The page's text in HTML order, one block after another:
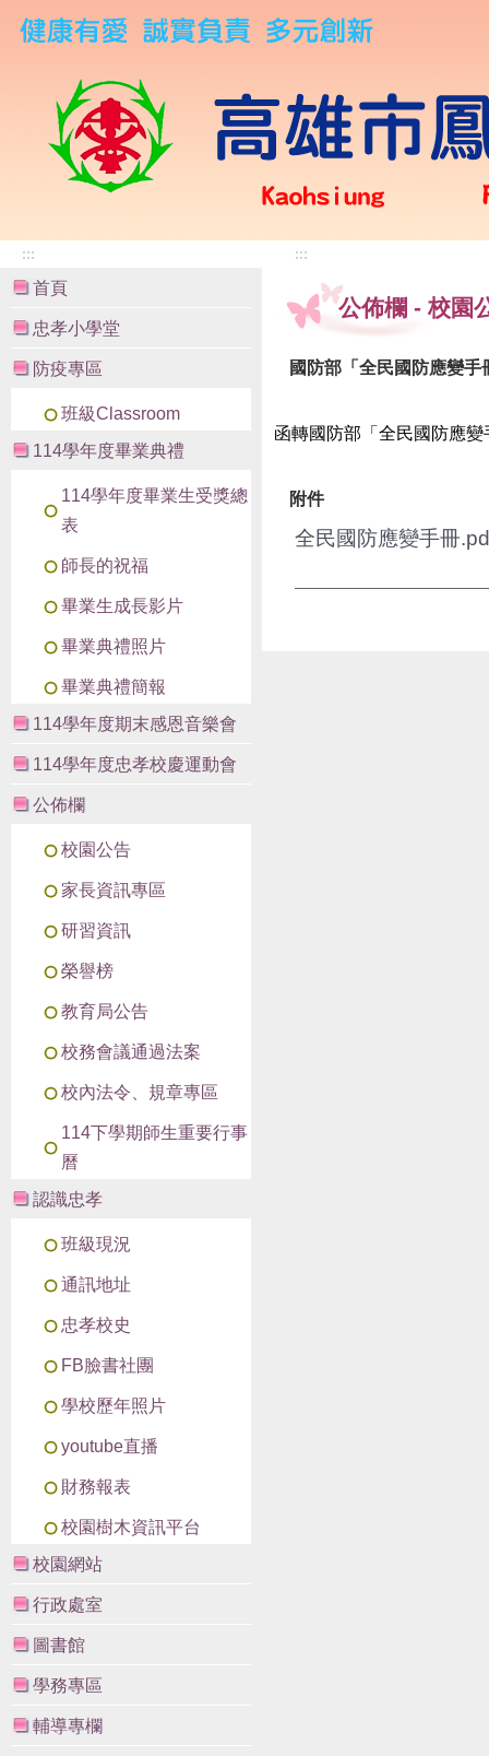
:::
首頁
忠孝小學堂
防疫專區
班級Classroom
114學年度畢業典禮
114學年度畢業生受獎總
表
師長的祝福
畢業生成長影片
畢業典禮照片
畢業典禮簡報
114學年度期末感恩音樂會
114學年度忠孝校慶運動會
公佈欄
校園公告
家長資訊專區
研習資訊
榮譽榜
教育局公告
校務會議通過法案
校內法令、規章專區
114下學期師生重要行事
曆
認識忠孝
班級現況
通訊地址
忠孝校史
FB臉書社團
學校歷年照片
youtube直播
財務報表
校園樹木資訊平台
校園網站
行政處室
圖書館
學務專區
輔導專欄
:::
公佈欄 -校園
國防部「全民國防應變手
函轉國防部「全民國防應
附件
全民國防應變手冊